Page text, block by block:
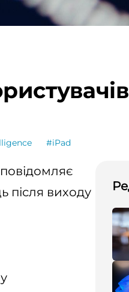
#iPad
після виходу